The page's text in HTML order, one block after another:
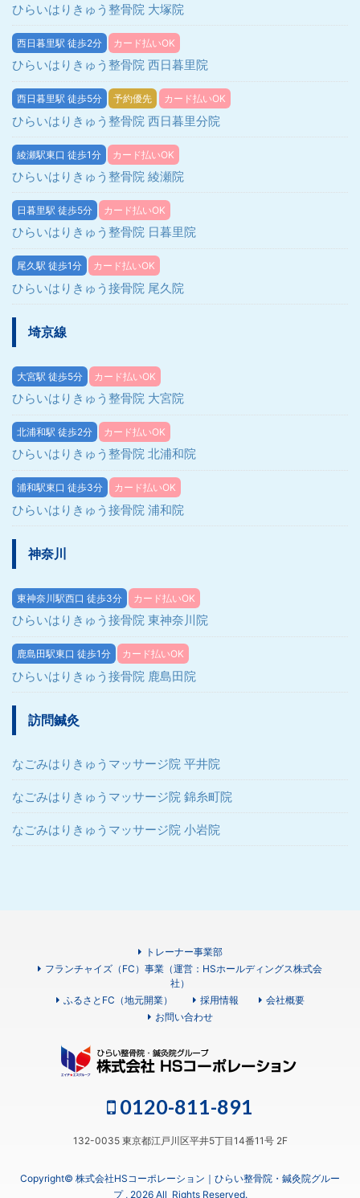
ひらいはりきゅう整骨院 大塚院
西日暮里駅 徒歩2分 カード払いOK
ひらいはりきゅう整骨院 西日暮里院
西日暮里駅 徒歩5分 予約優先 カード払いOK
ひらいはりきゅう整骨院 西日暮里分院
綾瀬駅東口 徒歩1分 カード払いOK
ひらいはりきゅう整骨院 綾瀬院
日暮里駅 徒歩5分 カード払いOK
ひらいはりきゅう整骨院 日暮里院
尾久駅 徒歩1分 カード払いOK
ひらいはりきゅう接骨院 尾久院
埼京線
大宮駅 徒歩5分 カード払いOK
ひらいはりきゅう整骨院 大宮院
北浦和駅 徒歩2分 カード払いOK
ひらいはりきゅう整骨院 北浦和院
浦和駅東口 徒歩3分 カード払いOK
ひらいはりきゅう接骨院 浦和院
神奈川
東神奈川駅西口 徒歩3分 カード払いOK
ひらいはりきゅう接骨院 東神奈川院
鹿島田駅東口 徒歩1分 カード払いOK
ひらいはりきゅう接骨院 鹿島田院
訪問鍼灸
なごみはりきゅうマッサージ院 平井院
なごみはりきゅうマッサージ院 錦糸町院
なごみはりきゅうマッサージ院 小岩院
トレーナー事業部
フランチャイズ（FC）事業（運営：HSホールディングス株式会
社）
ふるさとFC（地元開業）
採用情報
会社概要
お問い合わせ
0120-811-891
132-0035 東京都江戸川区平井5丁目14番11号 2F
Copyright© 株式会社HSコーポレーション｜ひらい整骨院・鍼灸院グルー
プ , 2026 All Rights Reserved.